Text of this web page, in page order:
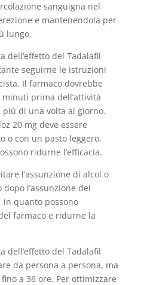
sanguigna nel
e mantenendola per
lungo.
dell’effetto del Tadalafil
seguirne le istruzioni
Il farmaco dovrebbe
prima dell’attività
più di una volta al giorno.
20 mg deve essere
o con un pasto leggero,
ridurne l’efficacia.
l’assunzione di alcol o
l’assunzione del
in quanto possono
farmaco e ridurne la
dell’effetto del Tadalafil
da persona a persona, ma
a 36 ore. Per ottimizzare